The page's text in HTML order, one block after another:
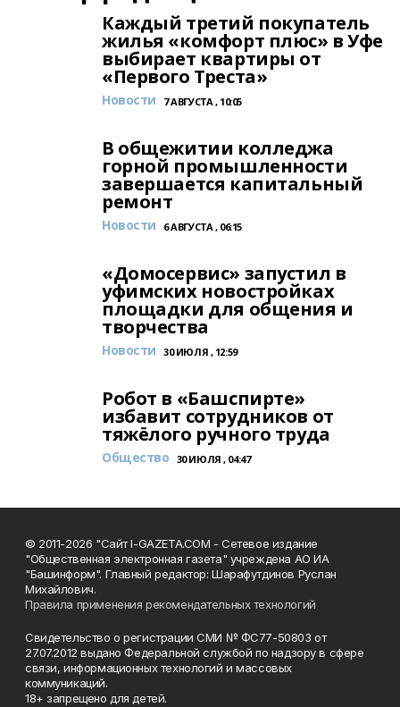
Каждый третий покупатель
жилья «комфорт плюс» в Уфе
выбирает квартиры от
«Первого Треста»
Новости 7 АВГУСТА , 10:05
В общежитии колледжа
горной промышленности
завершается капитальный
ремонт
Новости 6 АВГУСТА , 06:15
«Домосервис» запустил в
уфимских новостройках
площадки для общения и
творчества
Новости 30 ИЮЛЯ , 12:59
Робот в «Башспирте»
избавит сотрудников от
тяжёлого ручного труда
Общество 30 ИЮЛЯ , 04:47
© 2011-2026 "Сайт I-GAZETA.COM - Сетевое издание
"Общественная электронная газета" учреждена АО ИА
"Башинформ". Главный редактор: Шарафутдинов Руслан
Михайлович.
Правила применения рекомендательных технологий
Свидетельство о регистрации СМИ № ФС77-50803 от
27.07.2012 выдано Федеральной службой по надзору в сфере
связи, информационных технологий и массовых
коммуникаций.
18+ запрещено для детей.